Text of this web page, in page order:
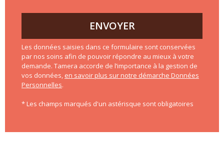
ENVOYER
Les données saisies dans ce formulaire sont conservées
par nos soins afin de pouvoir répondre au mieux à votre
demande. Tamera accorde de l’importance à la gestion de
vos données, en savoir plus sur notre démarche Données
Personnelles.
* Les champs marqués d'un astérisque sont obligatoires